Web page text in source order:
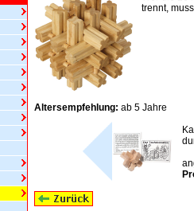
trennt,
Altersempfehlung: ab 5 Jahre